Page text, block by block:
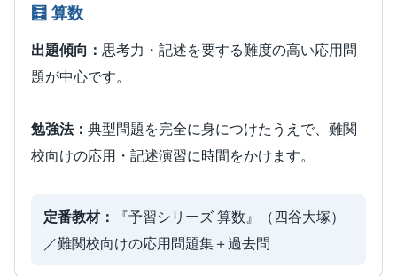
🧮 算数
出題傾向： 思考力・記述を要する難度の高い応用問
題が中心です。
勉強法： 典型問題を完全に身につけたうえで、難関
校向けの応用・記述演習に時間をかけます。
定番教材：
『予習シリーズ 算数』（四谷大塚）
／難関校向けの応用問題集＋過去問